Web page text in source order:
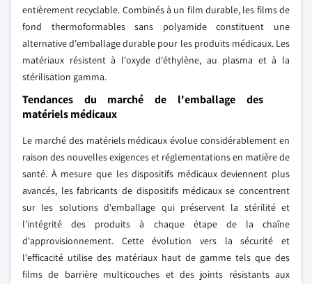
entièrement recyclable. Combinés à un film durable, les films de
fond thermoformables sans polyamide constituent une
alternative d'emballage durable pour les produits médicaux. Les
matériaux résistent à l'oxyde d'éthylène, au plasma et à la
stérilisation gamma.
Tendances du marché de l'emballage des
matériels médicaux
Le marché des matériels médicaux évolue considérablement en
raison des nouvelles exigences et réglementations en matière de
santé. À mesure que les dispositifs médicaux deviennent plus
avancés, les fabricants de dispositifs médicaux se concentrent
sur les solutions d'emballage qui préservent la stérilité et
l'intégrité des produits à chaque étape de la chaîne
d'approvisionnement. Cette évolution vers la sécurité et
l'efficacité utilise des matériaux haut de gamme tels que des
films de barrière multicouches et des joints résistants aux